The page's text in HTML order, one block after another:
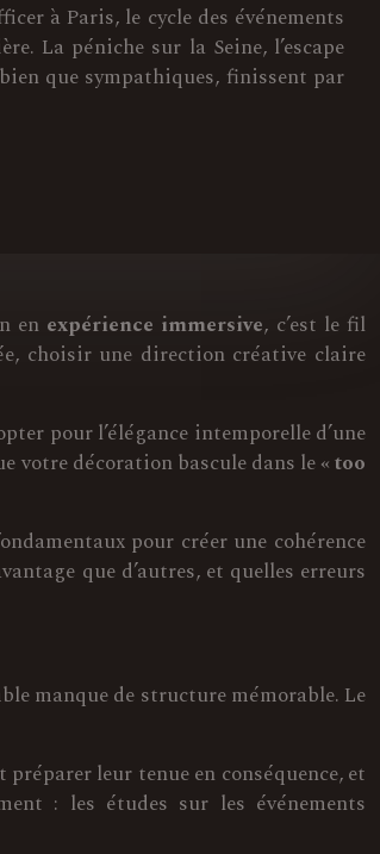
à Paris, le cycle des événements
La péniche sur la Seine, l’escape
que sympathiques, finissent par
en expérience immersive, c’est le fil
choisir une direction créative claire
pour l’élégance intemporelle d’une
votre décoration bascule dans le« too
pour créer une cohérence
que d’autres, et quelles erreurs
manque de structure mémorable. Le
leur tenue en conséquence, et
: les études sur les événements